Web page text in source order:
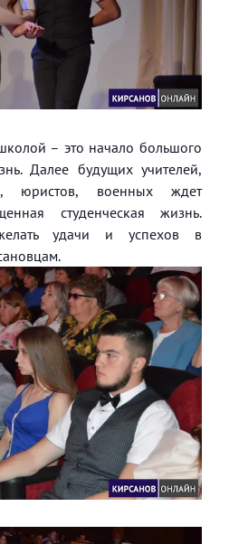
– это начало большого
Далее будущих учителей,
юристов, военных ждет
студенческая жизнь.
удачи и успехов в